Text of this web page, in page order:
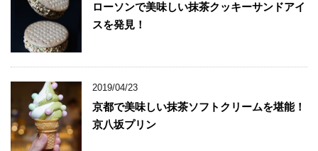
ローソンで美味しい抹茶クッキーサンドアイ
スを発見！
2019/04/23
京都で美味しい抹茶ソフトクリームを堪能！
京八坂プリン